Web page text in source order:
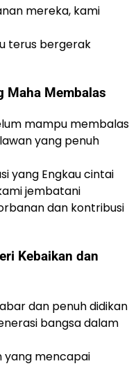
mereka, kami
terus bergerak
Maha Membalas
mampu membalas
yang penuh
yang Engkau cintai
jembatani
dan kontribusi
Kebaikan dan
dan penuh didikan
bangsa dalam
yang mencapai